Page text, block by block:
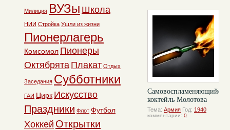
Самовоспламеняющийся
коктейль Молотова
Тема: Армия Год: 1940
комментарии: 0
Милиция ВУЗы Школа
НИИ Стройка Ушли из жизни
Пионерлагерь
Комсомол Пионеры
Октябрята Плакат Отдых
Заседания Субботники
ГАИ Цирк Искусство
Праздники Флот Футбол
Хоккей Открытки